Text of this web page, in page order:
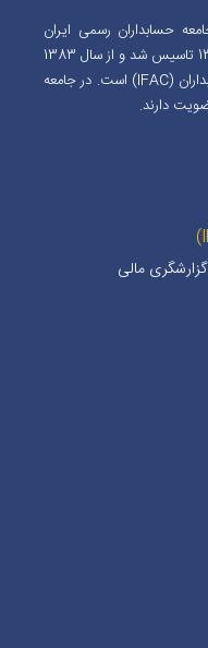
حسابداران رسمی ایران
است. جامعه حسابداران رسمی ایران در سال 1380 تاسیس شد و از سال 1383
تاکنون، عضو پیوسته فدراسیون بین المللی حسابداران (IFAC) است. در جامعه
دارند.
مالی